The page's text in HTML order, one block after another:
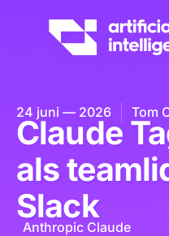
24 juni — 2026 Tom
Claude
als
Slack
Anthropic Claude